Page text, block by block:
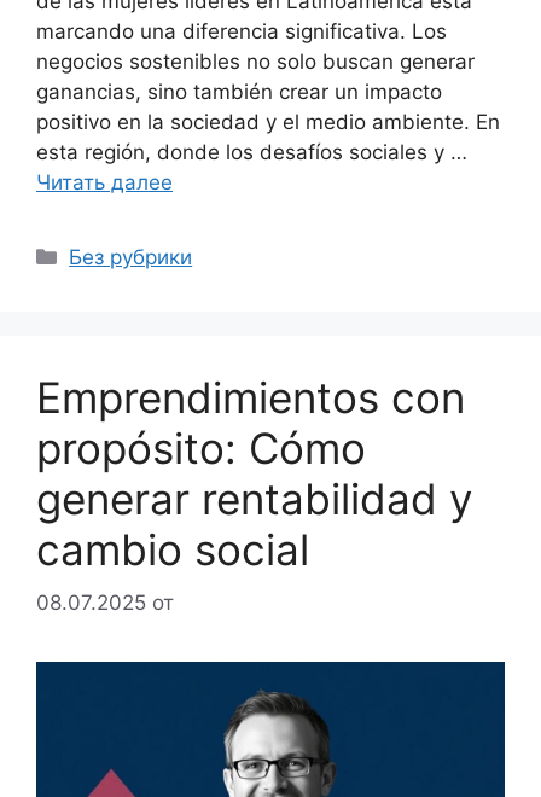
marcando una diferencia significativa. Los
negocios sostenibles no solo buscan generar
ganancias, sino también crear un impacto
positivo en la sociedad y el medio ambiente. En
esta región, donde los desafíos sociales y …
Читать далее
Рубрики
Без рубрики
Emprendimientos con
propósito: Cómo
generar rentabilidad y
cambio social
08.07.2025 от